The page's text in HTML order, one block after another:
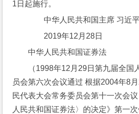
1日起施行。
中华人民共和国主席 习近
2019年12月28日
中华人民共和国证券法
（1998年12月29日第九届全国
员会第六次会议通过 根据2004年8
民代表大会常务委员会第十一次会
人民共和国证券法〉的决定》第一